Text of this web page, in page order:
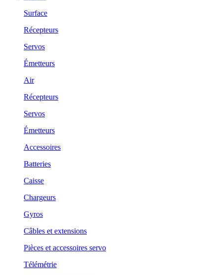
Surface
Récepteurs
Servos
Émetteurs
Air
Récepteurs
Servos
Émetteurs
Accessoires
Batteries
Caisse
Chargeurs
Gyros
Câbles et extensions
Pièces et accessoires servo
Télémétrie